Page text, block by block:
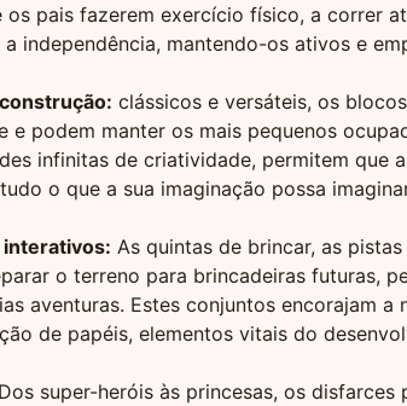
os pais fazerem exercício físico, a correr
independência, mantendo-os ativos e
clássicos e versáteis, os
e podem manter os mais pequenos
infinitas de criatividade, permitem que
o que a sua imaginação possa
As quintas de brincar, as
o terreno para brincadeiras futuras,
aventuras. Estes conjuntos encorajam a
de papéis, elementos vitais do
super-heróis às princesas, os